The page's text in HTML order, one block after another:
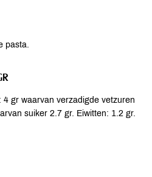
pasta.
4 gr waarvan verzadigde vetzuren
suiker 2.7 gr. Eiwitten: 1.2 gr.